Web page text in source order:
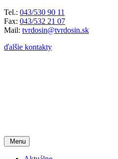
Tel.: 043/530 90 11
Fax: 043/532 21 07
Mail: tvrdosin@tvrdosin.sk
ďalšie kontakty
Menu